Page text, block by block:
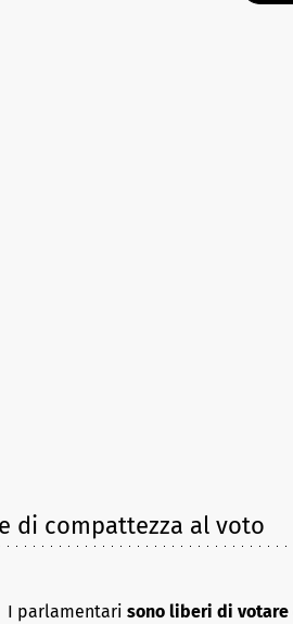
di compattezza al voto
I parlamentari sono liberi di votare